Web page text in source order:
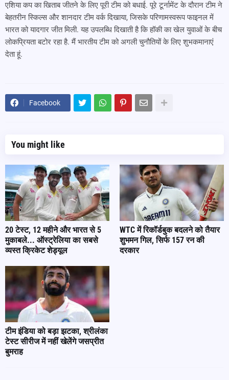
एशिया कप का खिताब जीतने के लिए पूरी टीम को बधाई. पूरे टूर्नामेंट के दौरान टीम ने
बेहतरीन स्किल्स और शानदार टीम वर्क दिखाया, जिसके परिणामस्वरूप फाइनल में
भारत को यादगार जीत मिली. यह उपलब्धि दिखाती है कि हॉकी का खेल युवाओं के बीच
लोकप्रियता बटोर रहा है. मैं भारतीय टीम को अगली चुनौतियों के लिए शुभकमानाएं
देता हूं.
Facebook
You might like
20 टेस्ट, 12 महीने और भारत से 5
मुकाबले... ऑस्ट्रेलिया का सबसे
व्यस्त क्रिकेट शेड्यूल
WTC में रिकॉर्डबुक बदलने को तैयार
शुभमन गिल, सिर्फ 157 रन की
दरकार
टीम इंडिया को बड़ा झटका, श्रीलंका
टेस्ट सीरीज में नहीं खेलेंगे जसप्रीत
बुमराह